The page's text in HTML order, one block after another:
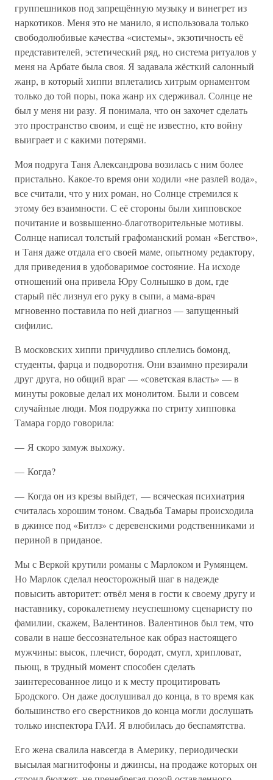
группешников под запрещённую музыку и винегрет из
наркотиков. Меня это не манило, я использовала только
свободолюбивые качества «системы», экзотичность её
представителей, эстетический ряд, но система ритуалов у
меня на Арбате была своя. Я задавала жёсткий салонный
жанр, в который хиппи вплетались хитрым орнаментом
только до той поры, пока жанр их сдерживал. Солнце не
был у меня ни разу. Я понимала, что он захочет сделать
это пространство своим, и ещё не известно, кто войну
выиграет и с какими потерями.
Моя подруга Таня Александрова возилась с ним более
пристально. Какое-то время они ходили «не разлей вода»,
все считали, что у них роман, но Солнце стремился к
этому без взаимности. С её стороны были хипповское
почитание и возвышенно-благотворительные мотивы.
Солнце написал толстый графоманский роман «Бегство»,
и Таня даже отдала его своей маме, опытному редактору,
для приведения в удобоваримое состояние. На исходе
отношений она привела Юру Солнышко в дом, где
старый пёс лизнул его руку в сыпи, а мама-врач
мгновенно поставила по ней диагноз — запущенный
сифилис.
В московских хиппи причудливо сплелись бомонд,
студенты, фарца и подворотня. Они взаимно презирали
друг друга, но общий враг — «советская власть» — в
минуты роковые делал их монолитом. Были и совсем
случайные люди. Моя подружка по стриту хипповка
Тамара гордо говорила:
— Я скоро замуж выхожу.
— Когда?
— Когда он из крезы выйдет, — всяческая психиатрия
считалась хорошим тоном. Свадьба Тамары происходила
в джинсе под «Битлз» с деревенскими родственниками и
периной в приданое.
Мы с Веркой крутили романы с Марлоком и Румянцем.
Но Марлок сделал неосторожный шаг в надежде
повысить авторитет: отвёл меня в гости к своему другу и
наставнику, сорокалетнему неуспешному сценаристу по
фамилии, скажем, Валентинов. Валентинов был тем, что
совали в наше бессознательное как образ настоящего
мужчины: высок, плечист, бородат, смугл, хрипловат,
пьющ, в трудный момент способен сделать
заинтересованное лицо и к месту процитировать
Бродского. Он даже дослушивал до конца, в то время как
большинство его сверстников до конца могли дослушать
только инспектора ГАИ. Я влюбилась до беспамятства.
Его жена свалила навсегда в Америку, периодически
высылая магнитофоны и джинсы, на продаже которых он